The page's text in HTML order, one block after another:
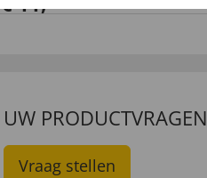
UW PRODUCTVRAGEN
Vraag stellen